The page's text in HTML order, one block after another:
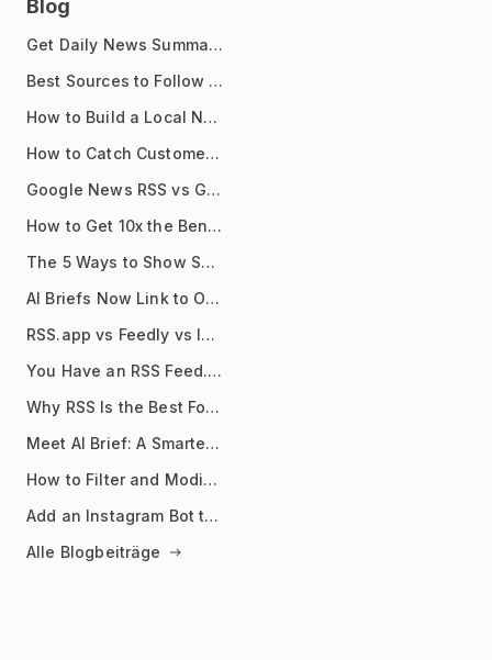
Blog
Get Daily News Summaries About Any Topic in Telegram, Discord, Slack, and Email
Best Sources to Follow for Crypto News in Your Reader (2026)
How to Build a Local News Hub That Updates Itself
How to Catch Customer Problems Before They Become Support Tickets
Google News RSS vs Google Alerts: Which Is Better for News Monitoring?
How to Get 10x the Benefits of Google Alerts
The 5 Ways to Show Sources in Your AI Brief, And When to Use Each
AI Briefs Now Link to Original Sources. Here's Why It Matters
RSS.app vs Feedly vs Inoreader: Which One Is Actually Right for You?
You Have an RSS Feed. Now What?
Why RSS Is the Best Format for AI Agents in 2026
Meet AI Brief: A Smarter Way to Stay on Top of Information
How to Filter and Modify RSS Feeds
Add an Instagram Bot to Your Telegram Channel, Group, or Topic
Alle Blogbeiträge